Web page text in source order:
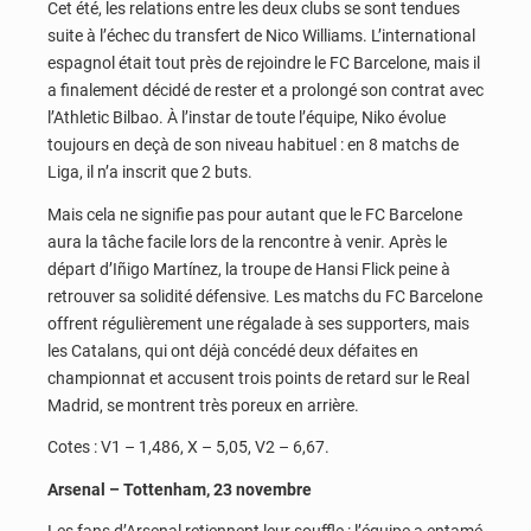
Cet été, les relations entre les deux clubs se sont tendues
suite à l’échec du transfert de Nico Williams. L’international
espagnol était tout près de rejoindre le FC Barcelone, mais il
a finalement décidé de rester et a prolongé son contrat avec
l’Athletic Bilbao. À l’instar de toute l’équipe, Niko évolue
toujours en deçà de son niveau habituel : en 8 matchs de
Liga, il n’a inscrit que 2 buts.
Mais cela ne signifie pas pour autant que le FC Barcelone
aura la tâche facile lors de la rencontre à venir. Après le
départ d’Iñigo Martínez, la troupe de Hansi Flick peine à
retrouver sa solidité défensive. Les matchs du FC Barcelone
offrent régulièrement une régalade à ses supporters, mais
les Catalans, qui ont déjà concédé deux défaites en
championnat et accusent trois points de retard sur le Real
Madrid, se montrent très poreux en arrière.
Cotes : V1 – 1,486, X – 5,05, V2 – 6,67.
Arsenal – Tottenham, 23 novembre